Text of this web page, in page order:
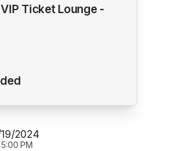
Ticket Lounge -
2024
5:00 PM